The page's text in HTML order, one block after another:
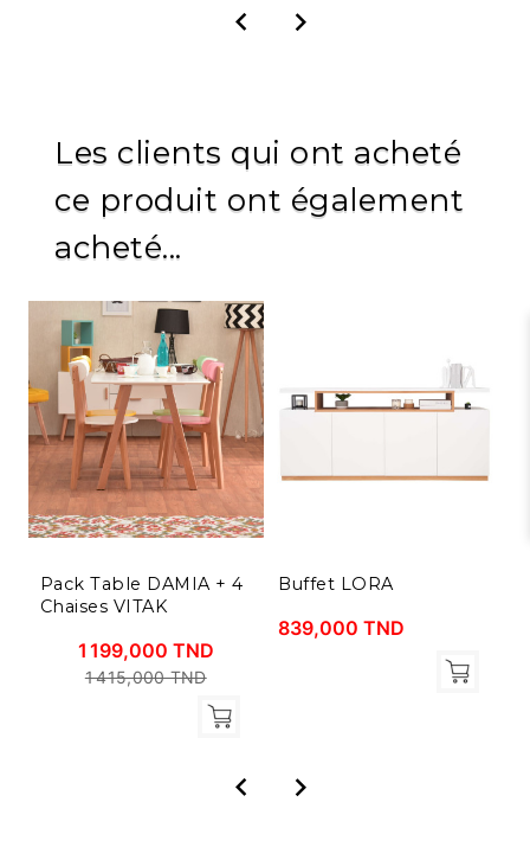
 
Les clients qui ont acheté
ce produit ont également
acheté...
Pack Table DAMIA + 4
Chaises VITAK
1 199,000 TND
1 415,000 TND
Buffet LORA
839,000 TND
 